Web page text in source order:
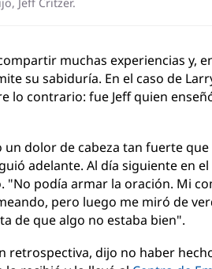
muchas experiencias y,
su sabiduría. En el caso de
lo contrario: fue Jeff quien
un dolor de cabeza tan fuerte
adelante. Al día siguiente en
podía armar la oración. Mi
pero luego me miró de
de que algo no estaba bien".
retrospectiva, dijo no haber